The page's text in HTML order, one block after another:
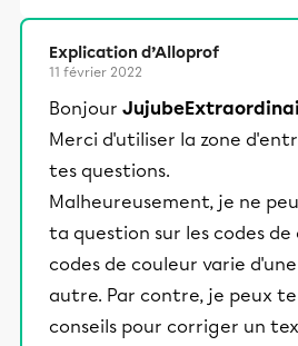
Explication d’Alloprof
11 février 2022
Bonjour
Merci d'utiliser la zone
tes questions.
Malheureusement, je ne
ta question sur les codes de
codes de couleur varie
autre. Par contre, je peux
conseils pour corriger un